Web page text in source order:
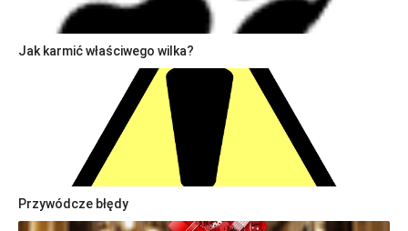
Jak karmić właściwego wilka?
Przywódcze błędy